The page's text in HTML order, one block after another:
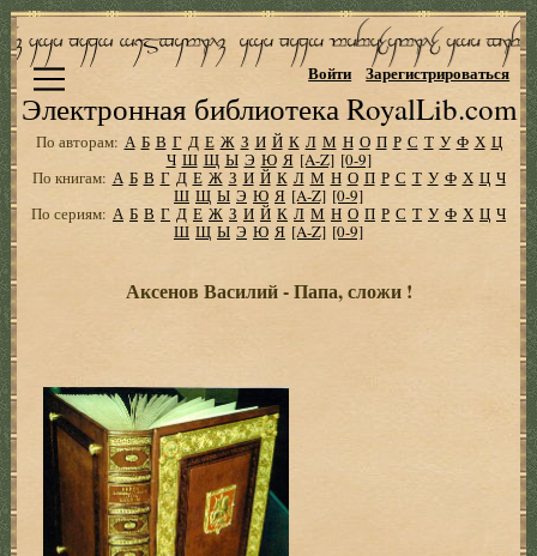
Электронная библиотека RoyalLib.com
Войти Зарегистрироваться
По авторам: А Б В Г Д Е Ж З И Й К Л М Н О П Р С Т У Ф Х Ц
Ч Ш Щ Ы Э Ю Я [A-Z] [0-9]
По книгам: А Б В Г Д Е Ж З И Й К Л М Н О П Р С Т У Ф Х Ц Ч
Ш Щ Ы Э Ю Я [A-Z] [0-9]
По сериям: А Б В Г Д Е Ж З И Й К Л М Н О П Р С Т У Ф Х Ц Ч
Ш Щ Ы Э Ю Я [A-Z] [0-9]
Аксенов Василий - Папа, сложи !